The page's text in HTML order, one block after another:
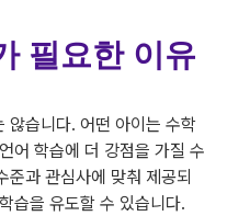
필요한 이유
않습니다. 어떤 아이는 수학
어 학습에 더 강점을 가질 수
준과 관심사에 맞춰 제공되
습을 유도할 수 있습니다.